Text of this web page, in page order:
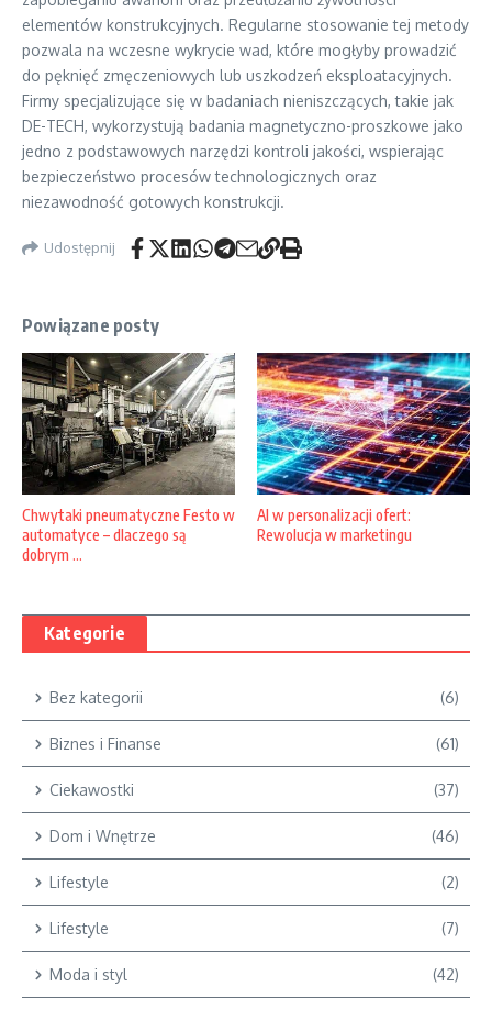
elementów konstrukcyjnych. Regularne stosowanie tej metody
pozwala na wczesne wykrycie wad, które mogłyby prowadzić
do pęknięć zmęczeniowych lub uszkodzeń eksploatacyjnych.
Firmy specjalizujące się w badaniach nieniszczących, takie jak
DE-TECH, wykorzystują badania magnetyczno-proszkowe jako
jedno z podstawowych narzędzi kontroli jakości, wspierając
bezpieczeństwo procesów technologicznych oraz
niezawodność gotowych konstrukcji.
Udostępnij
Powiązane posty
Chwytaki pneumatyczne Festo w
automatyce – dlaczego są
dobrym ...
AI w personalizacji ofert:
Rewolucja w marketingu
Kategorie
Bez kategorii (6)
Biznes i Finanse (61)
Ciekawostki (37)
Dom i Wnętrze (46)
Lifestyle (2)
Lifestyle (7)
Moda i styl (42)